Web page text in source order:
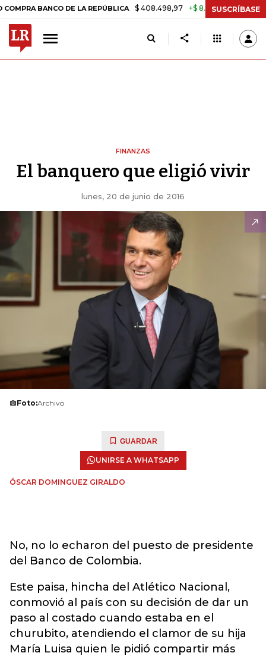
DE LA REPÚBLICA $ 408.498,97 +$ 8.753,81 +2,19% TASA
SUSCRÍBASE
FINANZAS
El banquero que eligió vivir
lunes, 20 de junio de 2016
Foto:Archivo
GUARDAR
UNIRSE A WHATSAPP
ÓSCAR DOMINGUEZ GIRALDO
No, no lo echaron del puesto de presidente
del Banco de Colombia.
Este paisa, hincha del Atlético Nacional,
conmovió al país con su decisión de dar un
paso al costado cuando estaba en el
churubito, atendiendo el clamor de su hija
María Luisa quien le pidió compartir más